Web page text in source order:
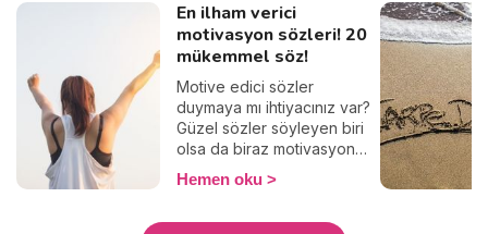
En ilham verici
motivasyon sözleri! 20
mükemmel söz!
Motive edici sözler
duymaya mı ihtiyacınız var?
Güzel sözler söyleyen biri
olsa da biraz motivasyon
olsa mı diyorsunuz? O
zaman doğru yerdesiniz.
Hemen oku